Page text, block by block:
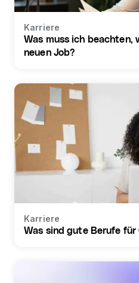
Karriere
Was muss ich beachten,
neuen Job?
Karriere
Was sind gute Berufe für